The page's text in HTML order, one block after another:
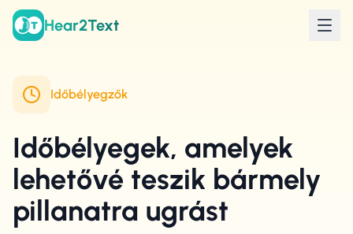
Hear2Text
Időbélyegzők
Időbélyegek, amelyek
lehetővé teszik bármely
pillanatra ugrást